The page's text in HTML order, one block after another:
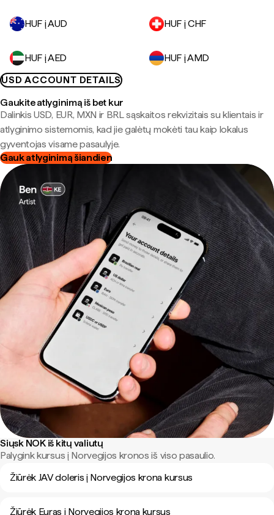
HUF į AUD HUF į CHF
HUF į AED
HUF į AMD
USD ACCOUNT DETAILS
Gaukite atlyginimą iš bet kur
Dalinkis USD, EUR, MXN ir BRL sąskaitos rekvizitais su klientais ir
atlyginimo sistemomis, kad jie galėtų mokėti tau kaip lokalus
gyventojas visame pasaulyje.
Gauk atlyginimą šiandien
Siųsk NOK iš kitų valiutų
Palygink kursus į Norvegijos kronos iš viso pasaulio.
Žiūrėk JAV doleris į Norvegijos krona kursus
Žiūrėk Euras į Norvegijos krona kursus